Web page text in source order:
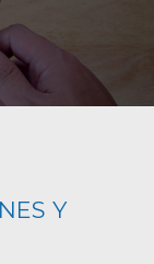
Y